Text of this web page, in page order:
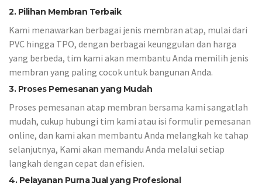
2. Pilihan Membran Terbaik
Kami menawarkan berbagai jenis membran atap, mulai dari
PVC hingga TPO, dengan berbagai keunggulan dan harga
yang berbeda, tim kami akan membantu Anda memilih jenis
membran yang paling cocok untuk bangunan Anda.
3. Proses Pemesanan yang Mudah
Proses pemesanan atap membran bersama kami sangatlah
mudah, cukup hubungi tim kami atau isi formulir pemesanan
online, dan kami akan membantu Anda melangkah ke tahap
selanjutnya, Kami akan memandu Anda melalui setiap
langkah dengan cepat dan efisien.
4. Pelayanan Purna Jual yang Profesional